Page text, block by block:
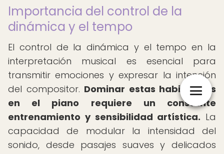
Importancia del control de la
dinámica y el tempo
El control de la dinámica y el tempo en la
interpretación musical es esencial para
transmitir emociones y expresar la intención
del compositor. Dominar estas habilidades
en el piano requiere un constante
entrenamiento y sensibilidad artística. La
capacidad de modular la intensidad del
sonido, desde pasajes suaves y delicados